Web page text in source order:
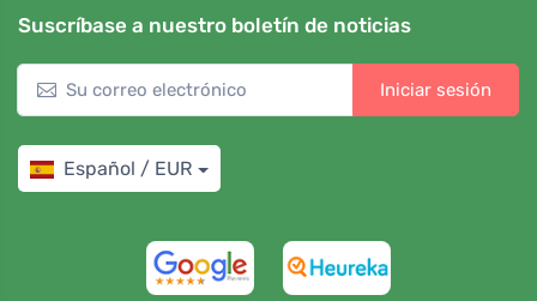
Suscríbase a nuestro boletín de noticias
Iniciar sesión
Español / EUR